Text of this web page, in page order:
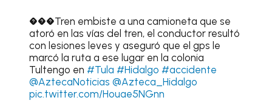
���Tren embiste a una camioneta que se
atoró en las vías del tren, el conductor resultó
con lesiones leves y aseguró que el gps le
marcó la ruta a ese lugar en la colonia
Tultengo en #Tula #Hidalgo #accidente
@AztecaNoticias @Azteca_Hidalgo
pic.twitter.com/Houae5NGnn